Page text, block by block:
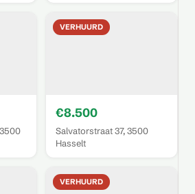
VERHUURD
€8.500
Salvatorstraat 37, 3500
Hasselt
VERHUURD